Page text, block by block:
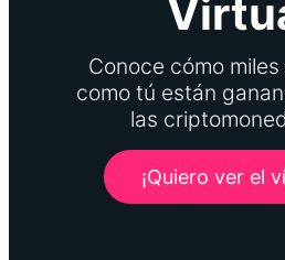
Conoce cómo
como tú están
las
¡Quiero ver el